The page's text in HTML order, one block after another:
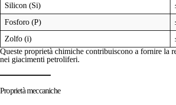
Silicon (Si)
Fosforo (P)
Zolfo (i)
Queste proprietà chimiche contribuiscono a fornire la
nei giacimenti petroliferi.
Proprietà meccaniche